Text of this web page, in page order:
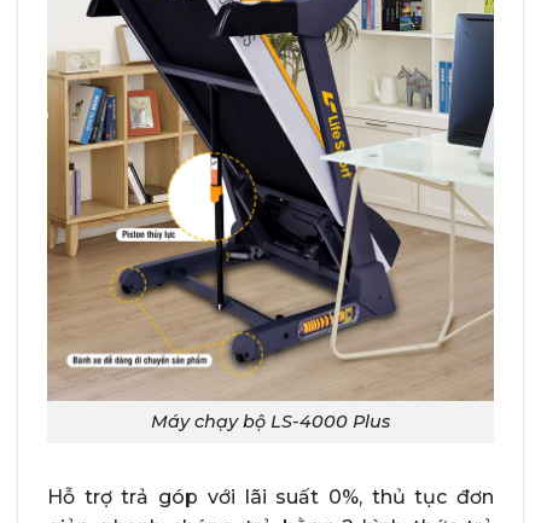
Máy chạy bộ LS-4000 Plus
Hỗ trợ trả góp với lãi suất 0%, thủ tục đơn